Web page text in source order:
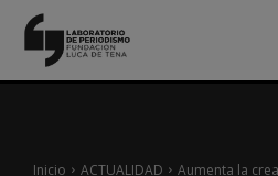
Inicio ACTUALIDAD
Aumenta la